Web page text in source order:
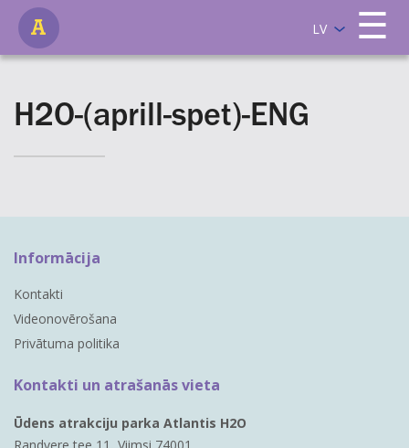
LV ☰
H2O-(aprill-spet)-ENG
Informācija
Kontakti
Videonovērošana
Privātuma politika
Kontakti un atrašanās vieta
Ūdens atrakciju parka Atlantis H2O